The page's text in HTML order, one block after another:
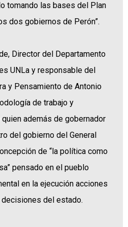
tomando las bases del Plan
dos gobiernos de Perón”.
Director del Departamento
UNLa y responsable del
y Pensamiento de Antonio
de trabajo y
además de gobernador
del gobierno del General
de “la política como
pensado en el pueblo
en la ejecución acciones
del estado.